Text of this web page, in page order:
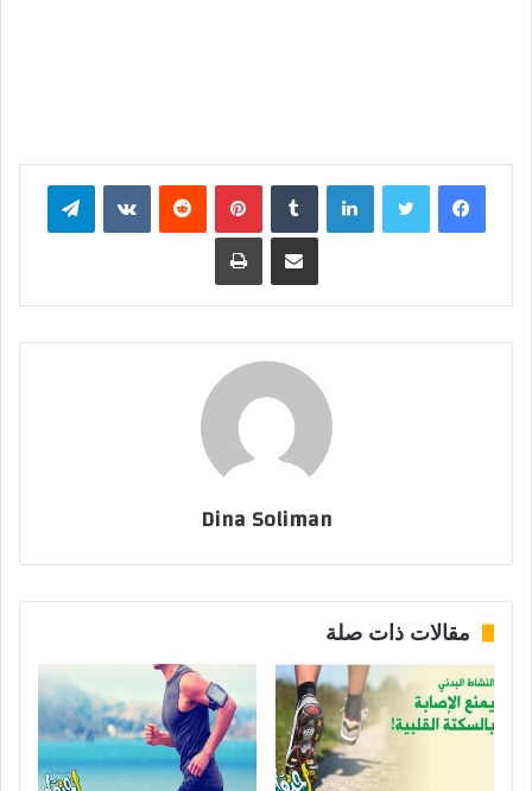
فيسبوكتويتر لينكدإن ‏Tumblr بينتيريست
‏Reddit
‏VKontakte تيلقرام
مشاركة عبر البريد طباعة
Dina Soliman
مقالات ذات صلة